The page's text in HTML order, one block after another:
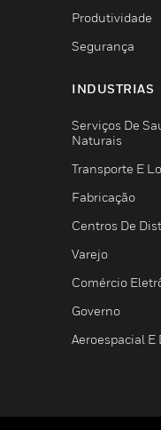
Produtividade
Segurança
INDUSTRIAS
Serviços De
Naturais
Transporte E
Fabricação
Centros De
Varejo
Comércio
Governo
Aeroespacial E